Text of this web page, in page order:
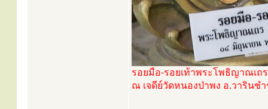
รอยมือ-รอยเท้าพระโพธิญาณเถ
ณ เจดีย์วัดหนองป่าพง อ.วารินช